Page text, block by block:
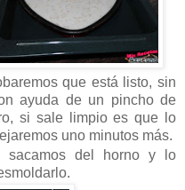
que está listo, sin
ayuda de un pincho de
si sale limpio es que lo
uno minutos más.
sacamos del horno y lo